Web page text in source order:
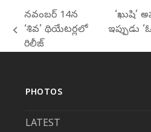
previous
post:
నవంబర్ 14న
‘శివ’ థియేటర్లలో
రిలీజ్
next
post:
‘ఖుషి’
ఇప్పుడు
PHOTOS
LATEST